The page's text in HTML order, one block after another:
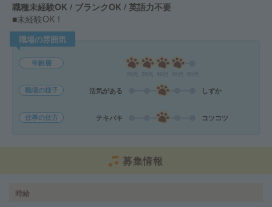
職種未経験OK / ブランクOK / 英語力不要
■未経験OK！
職場の雰囲気
年齢層
職場の様子 活気がある しずか
仕事の仕方 テキパキ コツコツ
募集情報
時給